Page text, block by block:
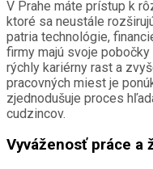
V Prahe máte prístup k
ktoré sa neustále
patria technológie,
firmy majú svoje
rýchly kariérny rast a
pracovných miest je
zjednodušuje proces
cudzincov.
Vyváženosť práce a